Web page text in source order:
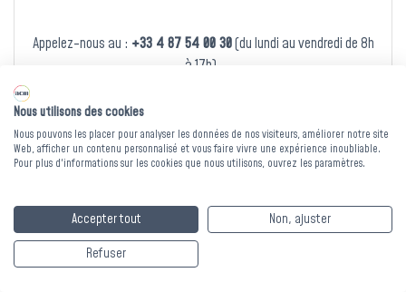
Appelez-nous au : +33 4 87 54 00 30(du lundi au vendredi de 8h
à 17h).
Formulaire de contact
Contactez-nous par le formulaire de contact ci-dessous.
Nous utilisons des cookies
Nous pouvons les placer pour analyser les données de nos visiteurs, améliorer notre site
Web, afficher un contenu personnalisé et vous faire vivre une expérience inoubliable.
Pour plus d'informations sur les cookies que nous utilisons, ouvrez les paramètres.
Accepter tout
Non, ajuster
Refuser